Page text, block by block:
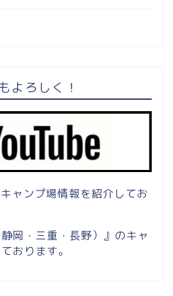
よろしく！
ャンプ場情報を紹介してお
岡・三重・長野）』のキャ
おります。